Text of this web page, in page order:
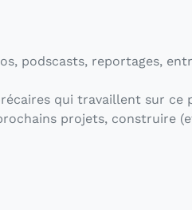
podscasts, reportages,
qui travaillent sur ce
projets, construire